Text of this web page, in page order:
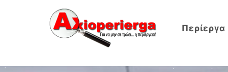
Περίεργα